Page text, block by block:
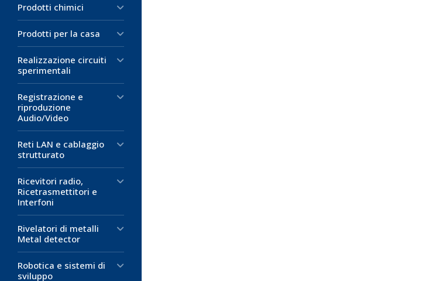
Prodotti chimici
Prodotti per la casa
Realizzazione circuiti
sperimentali
Registrazione e
riproduzione
Audio/Video
Reti LAN e cablaggio
strutturato
Ricevitori radio,
Ricetrasmettitori e
Interfoni
Rivelatori di metalli
Metal detector
Robotica e sistemi di
sviluppo